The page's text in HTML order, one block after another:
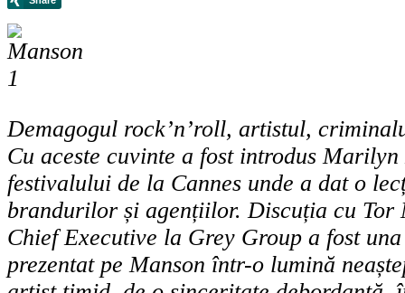
Demagogul rock’n’roll, artistul,
Cu aceste cuvinte a fost introdus Marilyn
festivalului de la Cannes unde a dat o
brandurilor și agențiilor. Discuția cu Tor
Chief Executive la Grey Group a fost
prezentat pe Manson într-o lumină